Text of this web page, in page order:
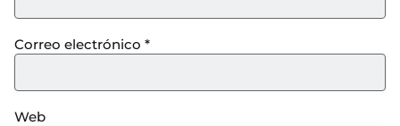
Correo electrónico *
Web